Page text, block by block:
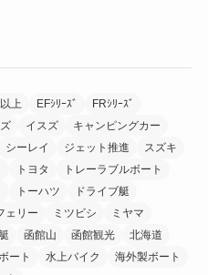
上 EFｼﾘｰｽﾞ
FRｼﾘｰｽﾞ
イスズ
キャンピングカー
シーレイ ジェット推進
スズキ
トヨタ
トレーラブルボート
トーハツ
ドライブ艇
ェリー ミツビシ
ミヤマ
函館山 函館観光
北海道
ート 水上バイク
海外製ボート